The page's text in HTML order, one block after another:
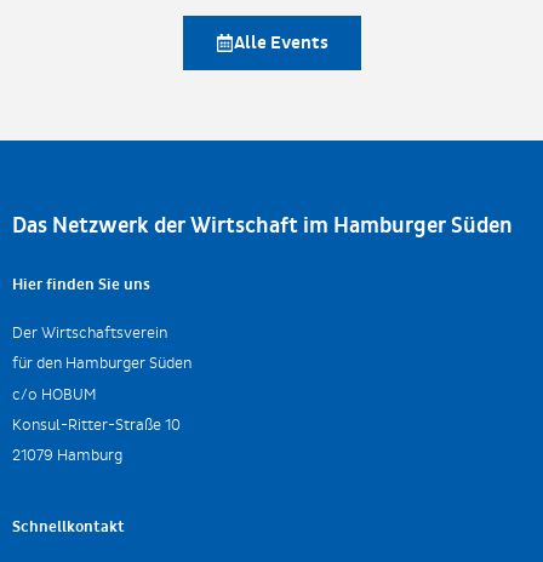
Alle Events
Das Netzwerk der Wirtschaft im Hamburger Süden
Hier finden Sie uns
Der Wirtschaftsverein
für den Hamburger Süden
c/o HOBUM
Konsul-Ritter-Straße 10
21079 Hamburg
Schnellkontakt